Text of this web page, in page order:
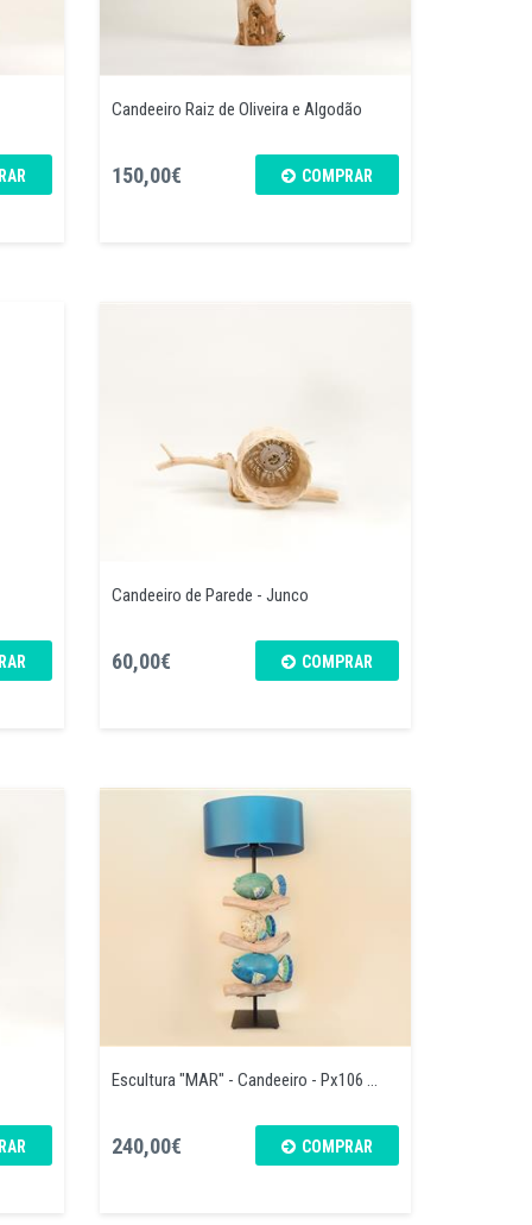
Candeeiro Raiz de Oliveira e Algodão
150,00€ COMPRAR
Candeeiro de Parede - Junco
60,00€ COMPRAR
Escultura "MAR" - Candeeiro - Px106 ...
240,00€ COMPRAR